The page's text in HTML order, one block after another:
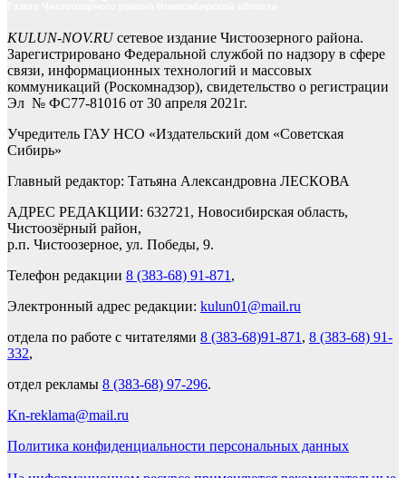
KULUN-NOV.RUсетевое издание Чистоозерного района.
Зарегистрировано Федеральной службой по надзору в сфере
связи, информационных технологий и массовых
коммуникаций (Роскомнадзор), свидетельство о регистрации
Эл № ФС77-81016 от 30 апреля 2021г.
Учредитель ГАУ НСО «Издательский дом «Советская
Сибирь»
Главный редактор: Татьяна Александровна ЛЕСКОВА
АДРЕС РЕДАКЦИИ: 632721, Новосибирская область,
Чистоозёрный район,
р.п. Чистоозерное, ул. Победы, 9.
Телефон редакции 8 (383-68) 91-871 ,
Электронный адрес редакции: kulun01@mail.ru
отдела по работе с читателями 8 (383-68)91-871 , 8 (383-68) 91-
332,
отдел рекламы 8 (383-68) 97-296.
Kn-reklama@mail.ru
Политика конфиденциальности персональных данных